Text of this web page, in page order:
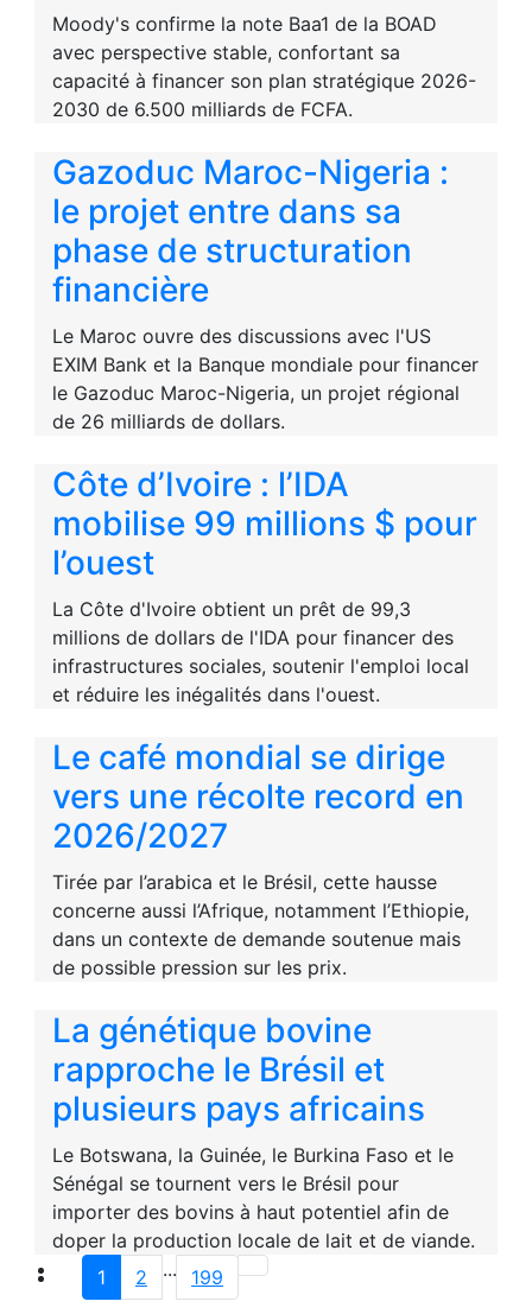
Moody's confirme la note Baa1 de la BOAD
avec perspective stable, confortant sa
capacité à financer son plan stratégique 2026-
2030 de 6.500 milliards de FCFA.
Gazoduc Maroc-Nigeria :
le projet entre dans sa
phase de structuration
financière
Le Maroc ouvre des discussions avec l'US
EXIM Bank et la Banque mondiale pour financer
le Gazoduc Maroc-Nigeria, un projet régional
de 26 milliards de dollars.
Côte d’Ivoire : l’IDA
mobilise 99 millions $ pour
l’ouest
La Côte d'Ivoire obtient un prêt de 99,3
millions de dollars de l'IDA pour financer des
infrastructures sociales, soutenir l'emploi local
et réduire les inégalités dans l'ouest.
Le café mondial se dirige
vers une récolte record en
2026/2027
Tirée par l’arabica et le Brésil, cette hausse
concerne aussi l’Afrique, notamment l’Ethiopie,
dans un contexte de demande soutenue mais
de possible pression sur les prix.
La génétique bovine
rapproche le Brésil et
plusieurs pays africains
Le Botswana, la Guinée, le Burkina Faso et le
Sénégal se tournent vers le Brésil pour
importer des bovins à haut potentiel afin de
doper la production locale de lait et de viande.
1
2 ... 199